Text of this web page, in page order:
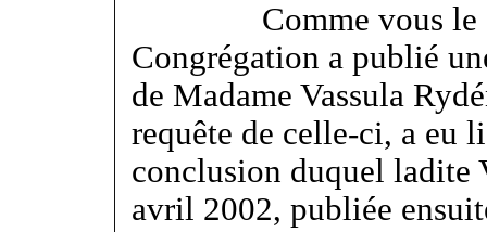
Comme vous le
Congrégation a publié
de Madame Vassula
requête de celle-ci, a eu
conclusion duquel ladite
avril 2002, publiée